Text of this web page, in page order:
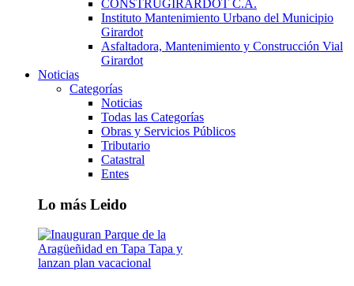
CONSTRUGIRARDOT C.A.
Instituto Mantenimiento Urbano del Municipio
Girardot
Asfaltadora, Mantenimiento y Construcción Vial
Girardot
Noticias
Categorías
Noticias
Todas las Categorías
Obras y Servicios Públicos
Tributario
Catastral
Entes
Lo más Leido